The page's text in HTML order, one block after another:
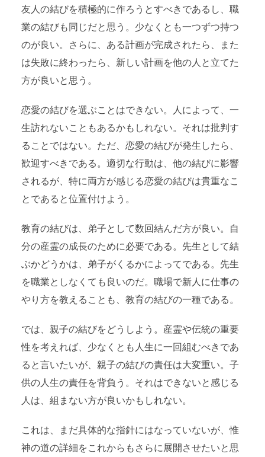
友人の結びを積極的に作ろうとすべきであるし、職
業の結びも同じだと思う。少なくとも一つずつ持つ
のが良い。さらに、ある計画が完成されたら、また
は失敗に終わったら、新しい計画を他の人と立てた
方が良いと思う。
恋愛の結びを選ぶことはできない。人によって、一
生訪れないこともあるかもしれない。それは批判す
ることではない。ただ、恋愛の結びが発生したら、
歓迎すべきである。適切な行動は、他の結びに影響
されるが、特に両方が感じる恋愛の結びは貴重なこ
とであると位置付けよう。
教育の結びは、弟子として数回結んだ方が良い。自
分の産霊の成長のために必要である。先生として結
ぶかどうかは、弟子がくるかによってである。先生
を職業としなくても良いのだ。職場で新人に仕事の
やり方を教えることも、教育の結びの一種である。
では、親子の結びをどうしよう。産霊や伝統の重要
性を考えれば、少なくとも人生に一回組むべきであ
ると言いたいが、親子の結びの責任は大変重い。子
供の人生の責任を背負う。それはできないと感じる
人は、組まない方が良いかもしれない。
これは、まだ具体的な指針にはなっていないが、惟
神の道の詳細をこれからもさらに展開させたいと思